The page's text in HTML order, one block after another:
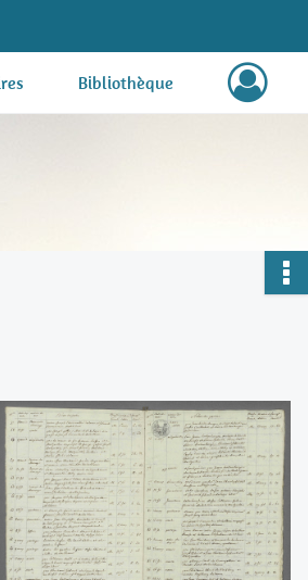
Bibliothèque